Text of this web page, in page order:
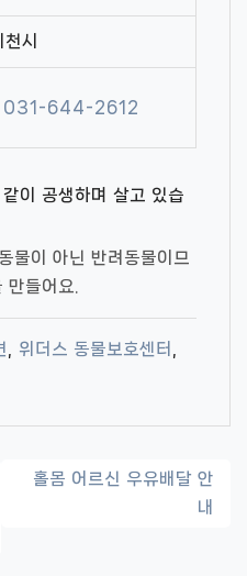
시
031-644-2612
이 공생하며 살고 있습
물이 아닌 반려동물이므
들어요.
위더스 동물보호센터
홀몸 어르신 우유배달 안
내